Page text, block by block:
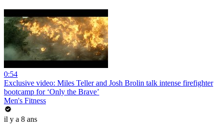
0:54
Exclusive video: Miles Teller and Josh Brolin talk intense firefighter
bootcamp for ‘Only the Brave’
Men's Fitness
il y a 8 ans